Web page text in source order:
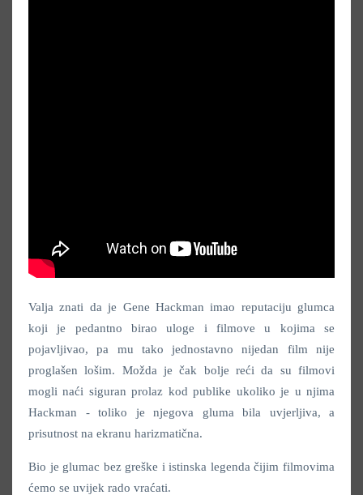
Valja znati da je Gene Hackman imao reputaciju glumca
koji je pedantno birao uloge i filmove u kojima se
pojavljivao, pa mu tako jednostavno nijedan film nije
proglašen lošim. Možda je čak bolje reći da su filmovi
mogli naći siguran prolaz kod publike ukoliko je u njima
Hackman - toliko je njegova gluma bila uvjerljiva, a
prisutnost na ekranu harizmatična.
Bio je glumac bez greške i istinska legenda čijim filmovima
ćemo se uvijek rado vraćati.